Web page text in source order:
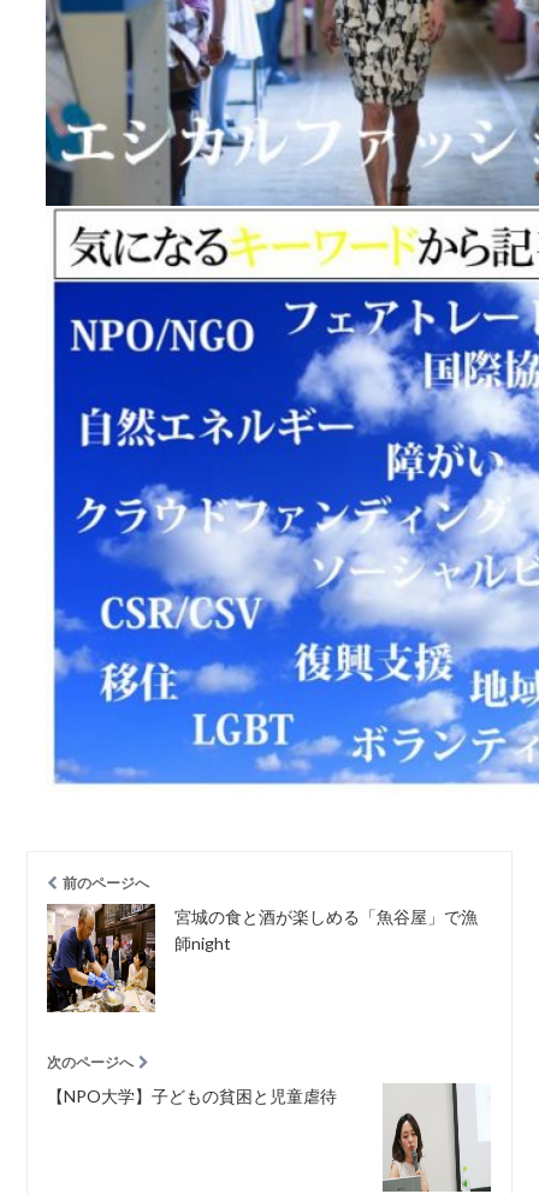
前のページへ
宮城の食と酒が楽しめる「魚谷屋」で漁
師night
次のページへ
【NPO大学】子どもの貧困と児童虐待